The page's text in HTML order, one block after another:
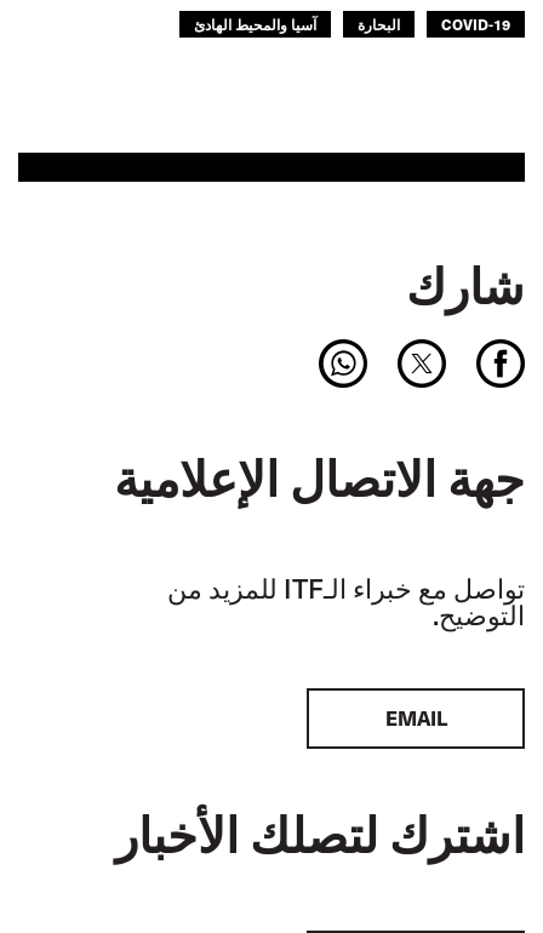
COVID-19 البحارة آسيا والمحيط الهادئ
شارك
جهة الاتصال الإعلامية
تواصل مع خبراء الـITF للمزيد من
التوضيح.
EMAIL
اشترك لتصلك الأخبار